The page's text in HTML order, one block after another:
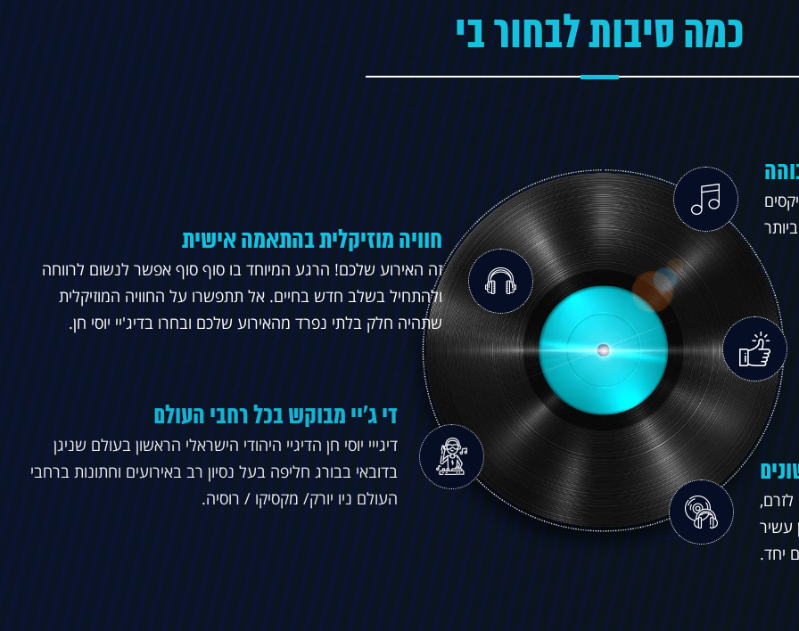
כמה סיבות לבחור בי
לזרם,
עשיר
יחד.
חוויה מוזיקלית בהתאמה אישית
זה האירוע שלכם! הרגע המיוחד בו סוף סוף אפשר לנשום לרווחה
ולהתחיל בשלב חדש בחיים. אל תתפשרו על החוויה המוזיקלית
שתהיה חלק בלתי נפרד מהאירוע שלכם ובחרו בדיג'יי יוסי חן.
די ג'יי מבוקש בכל רחבי העולם
דיגייי יוסי חן הדיגיי היהודי הישראלי הראשון בעולם שניגן
בדובאי בבורג חליפה בעל נסיון רב באירועים וחתונות ברחבי
העולם ניו יורק/ מקסיקו / רוסיה.